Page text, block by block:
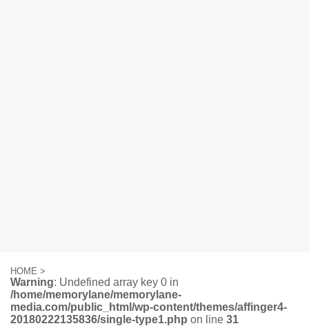
HOME >
Warning: Undefined array key 0 in
/home/memorylane/memorylane-
media.com/public_html/wp-content/themes/affinger4-
20180222135836/single-type1.php on line 31